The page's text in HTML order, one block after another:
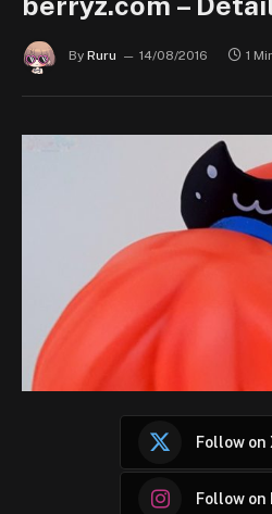
By Ruru 14/08/2016 1
Follow on
Follow